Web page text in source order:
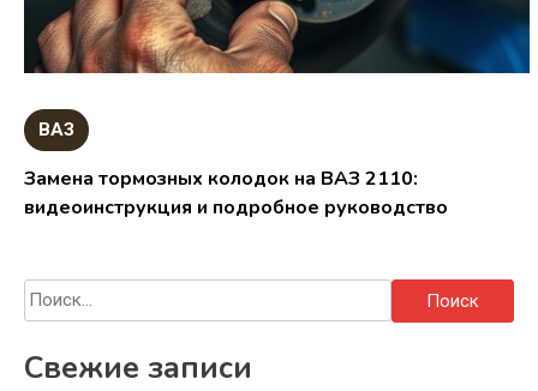
ВАЗ
Замена тормозных колодок на ВАЗ 2110:
видеоинструкция и подробное руководство
Найти:
Свежие записи